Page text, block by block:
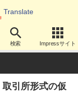
Translate
検索 Impressサイト
引所形式の仮